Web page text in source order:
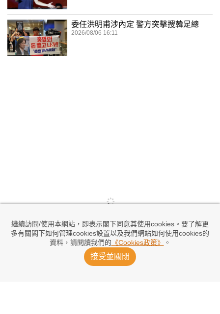
繼續訪問/使用本網站，即表示閣下同意其使用cookies。要了解更
多有關閣下如何管理cookies設置以及我們網站如何使用cookies的
資料，請閱讀我們的 《Cookies政策》 。
接受並關閉
委任洪明甫涉內定 警方突擊搜韓足總
2026/08/06 16:11